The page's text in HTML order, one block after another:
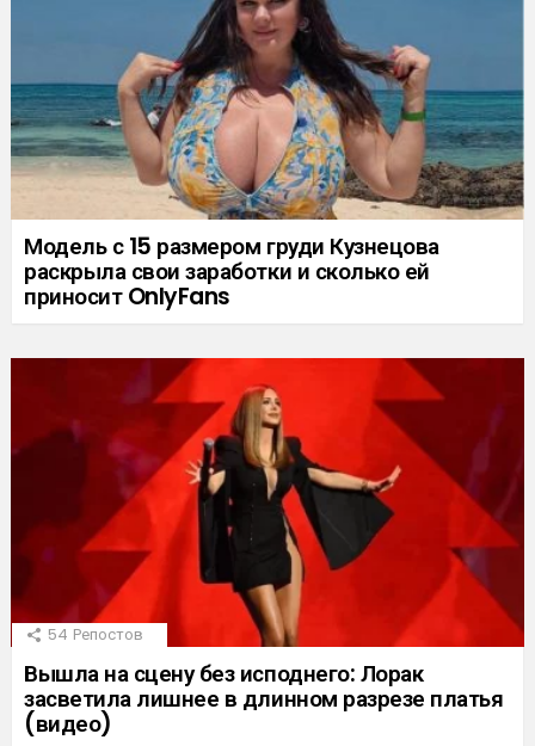
Модель с 15 размером груди Кузнецова
раскрыла свои заработки и сколько ей
приносит OnlyFans
54 Репостов
Вышла на сцену без исподнего: Лорак
засветила лишнее в длинном разрезе платья
(видео)